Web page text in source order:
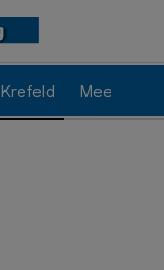
Krefeld Meerbusch